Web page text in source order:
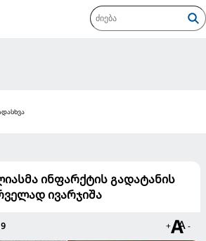
ინფარქტის გადატანის
ივარჯიშა
+ -